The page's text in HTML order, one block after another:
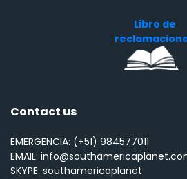
Libro de
Contact us
EMERGENCIA: (+51) 984577011
EMAIL:
SKYPE: southamericaplanet